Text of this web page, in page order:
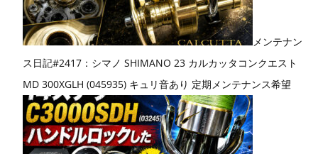
メンテナン
ス日記#2417：シマノ SHIMANO 23 カルカッタコンクエスト
MD 300XGLH (045935) キュリ音あり 定期メンテナンス希望